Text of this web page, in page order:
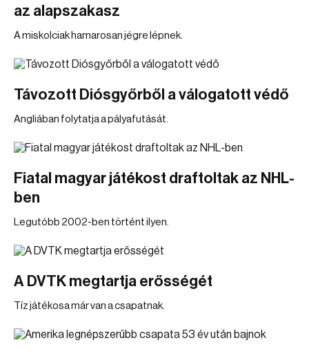
az alapszakasz
A miskolciak hamarosan jégre lépnek.
Távozott Diósgyőrből a válogatott védő
Angliában folytatja a pályafutását.
Fiatal magyar játékost draftoltak az NHL-
ben
Legutóbb 2002-ben történt ilyen.
A DVTK megtartja erősségét
Tíz játékosa már van a csapatnak.